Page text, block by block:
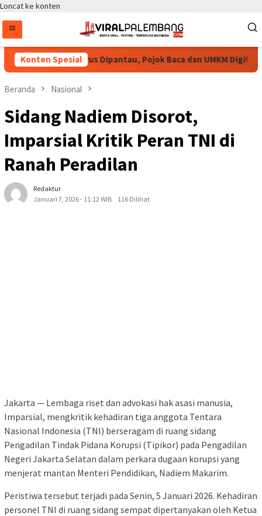
Loncat ke konten
Konten Spesial
Bang Jali Terus Dipantau, Pojok Baca dan UMKM Digital
Beranda Nasional
Sidang Nadiem Disorot,
Imparsial Kritik Peran TNI di
Ranah Peradilan
Redaktur
Januari 7, 2026 - 11:12 WIB
116 Dilihat
Jakarta — Lembaga riset dan advokasi hak asasi manusia,
Imparsial, mengkritik kehadiran tiga anggota Tentara
Nasional Indonesia (TNI) berseragam di ruang sidang
Pengadilan Tindak Pidana Korupsi (Tipikor) pada Pengadilan
Negeri Jakarta Selatan dalam perkara dugaan korupsi yang
menjerat mantan Menteri Pendidikan, Nadiem Makarim.
Peristiwa tersebut terjadi pada Senin, 5 Januari 2026. Kehadiran
personel TNI di ruang sidang sempat dipertanyakan oleh Ketua